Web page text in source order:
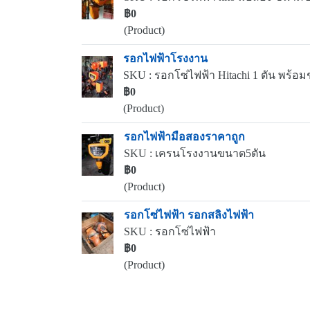
฿0
(Product)
รอกไฟฟ้าโรงงาน
SKU : รอกโซ่ไฟฟ้า Hitachi 1 ตัน พร้อม
฿0
(Product)
รอกไฟฟ้ามือสองราคาถูก
SKU : เครนโรงงานขนาด5ตัน
฿0
(Product)
รอกโซ่ไฟฟ้า รอกสลิงไฟฟ้า
SKU : รอกโซ่ไฟฟ้า
฿0
(Product)